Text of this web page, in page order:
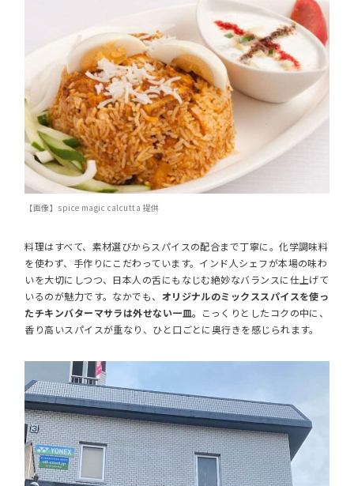
【画像】spice magic calcutta 提供
料理はすべて、素材選びからスパイスの配合まで丁寧に。化学調味料
を使わず、手作りにこだわっています。インド人シェフが本場の味わ
いを大切にしつつ、日本人の舌にもなじむ絶妙なバランスに仕上げて
いるのが魅力です。なかでも、 オリジナルのミックススパイスを使っ
たチキンバターマサラは外せない一皿。 こっくりとしたコクの中に、
香り高いスパイスが重なり、ひと口ごとに奥行きを感じられます。